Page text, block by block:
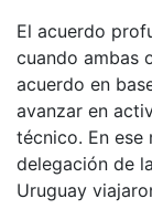
El acuerdo
cuando ambas
acuerdo en
avanzar en
técnico. En ese
delegación de
Uruguay